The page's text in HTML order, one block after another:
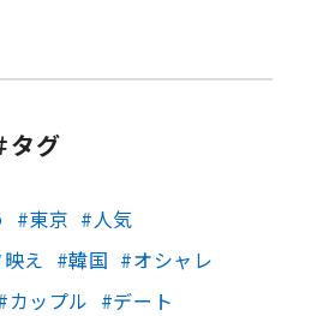
タグ
東京
人気
え
韓国
オシャレ
カップル
デート